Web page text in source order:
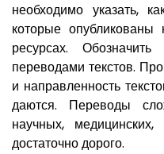
необходимо указать,
которые опубликованы
ресурсах.
переводами текстов.
и направленность
даются. Переводы
научных,
достаточно дорого.